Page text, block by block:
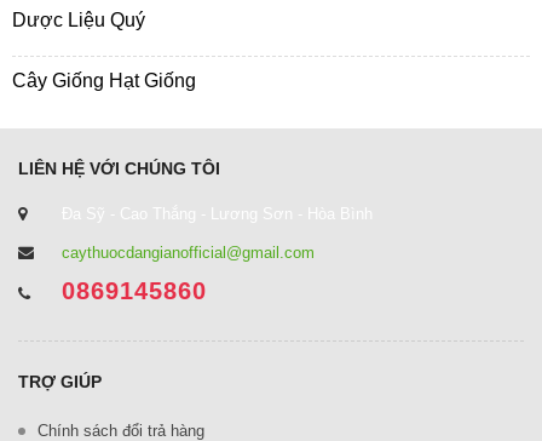
Dược Liệu Quý
Cây Giống Hạt Giống
LIÊN HỆ VỚI CHÚNG TÔI
Đa Sỹ - Cao Thắng - Lương Sơn - Hòa Bình
caythuocdangianofficial@gmail.com
0869145860
TRỢ GIÚP
Chính sách đổi trả hàng